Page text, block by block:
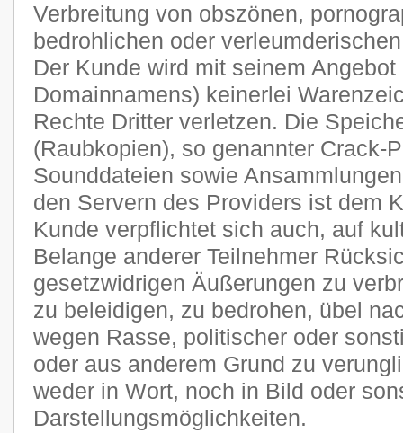
Verbreitung von obszönen,
bedrohlichen oder
Der Kunde wird mit seinem
Domainnamens) keinerlei
Rechte Dritter verletzen. Die
(Raubkopien), so genannter Crack-
Sounddateien sowie
den Servern des Providers ist dem
Kunde verpflichtet sich auch, auf
Belange anderer Teilnehmer
gesetzwidrigen Äußerungen zu
zu beleidigen, zu bedrohen, übel
wegen Rasse, politischer oder
oder aus anderem Grund zu
weder in Wort, noch in Bild oder
Darstellungsmöglichkeiten.